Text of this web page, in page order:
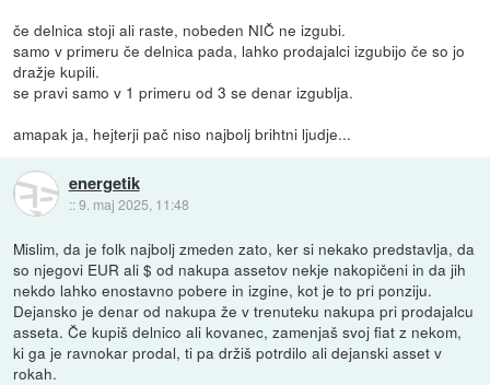
če delnica stoji ali raste, nobeden NIČ ne izgubi.
samo v primeru če delnica pada, lahko prodajalci izgubijo če so jo
dražje kupili.
se pravi samo v 1 primeru od 3 se denar izgublja.
amapak ja, hejterji pač niso najbolj brihtni ljudje...
energetik
::9. maj 2025, 11:48
Mislim, da je folk najbolj zmeden zato, ker si nekako predstavlja, da
so njegovi EUR ali $ od nakupa assetov nekje nakopičeni in da jih
nekdo lahko enostavno pobere in izgine, kot je to pri ponziju.
Dejansko je denar od nakupa že v trenuteku nakupa pri prodajalcu
asseta. Če kupiš delnico ali kovanec, zamenjaš svoj fiat z nekom,
ki ga je ravnokar prodal, ti pa držiš potrdilo ali dejanski asset v
rokah.